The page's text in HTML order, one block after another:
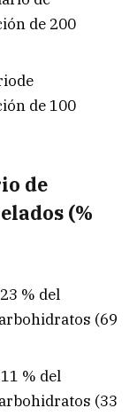
de 200
de 100
de
(%
% del
(69
% del
(33